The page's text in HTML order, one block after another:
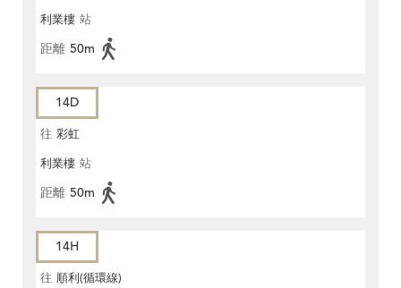
利業樓 站
距離 50m
14D
往 彩虹
利業樓 站
距離 50m
14H
往 順利(循環線)